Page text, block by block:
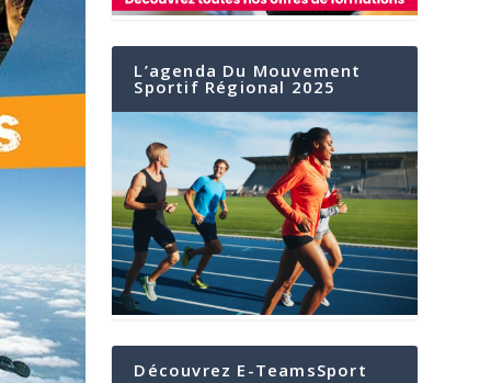
L’agenda Du Mouvement
Sportif Régional 2025
Découvrez E-TeamsSport